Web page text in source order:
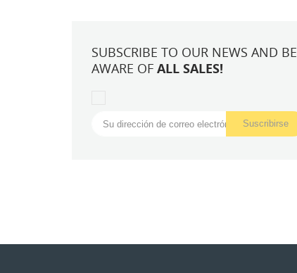
SUBSCRIBE TO OUR NEWS AND BE
AWARE OF ALL SALES!